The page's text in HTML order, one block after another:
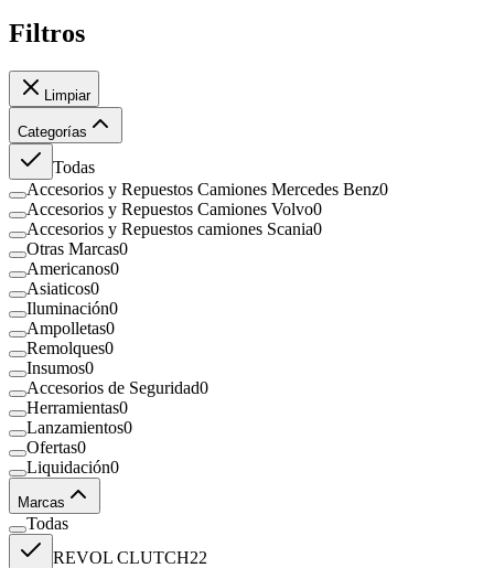
Filtros
Limpiar
Categorías
Todas
Accesorios y Repuestos Camiones Mercedes Benz0
Accesorios y Repuestos Camiones Volvo0
Accesorios y Repuestos camiones Scania0
Otras Marcas0
Americanos0
Asiaticos0
Iluminación0
Ampolletas0
Remolques0
Insumos0
Accesorios de Seguridad0
Herramientas0
Lanzamientos0
Ofertas0
Liquidación0
Marcas
Todas
REVOL CLUTCH22